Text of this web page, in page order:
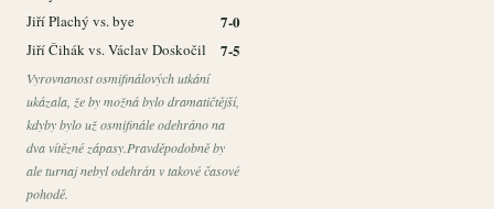
Jiří Plachý vs. bye 7-0
Jiří Čihák vs. Václav Doskočil 7-5
Vyrovnanost osmifinálových utkání
ukázala, že by možná bylo dramatičtější,
kdyby bylo už osmifinále odehráno na
dva vítězné zápasy.Pravděpodobně by
ale turnaj nebyl odehrán v takové časové
pohodě.